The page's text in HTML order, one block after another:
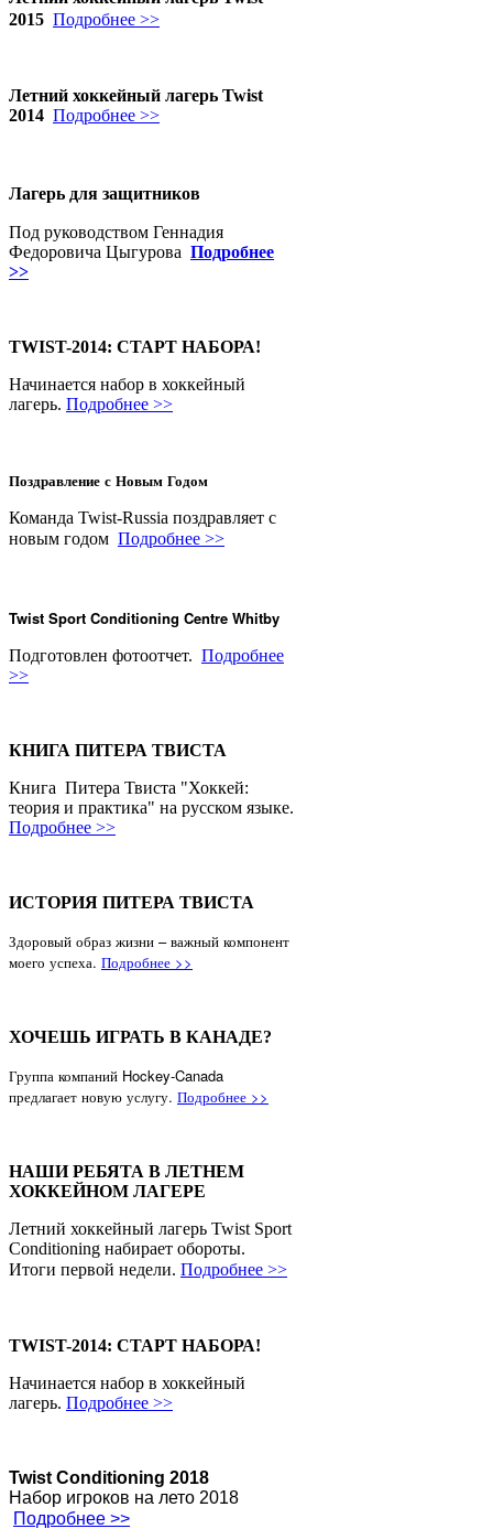
2015 Подробнее >>
Летний хоккейный лагерь Twist
2014 Подробнее >>
Лагерь для защитников
Под руководством Геннадия
Федоровича Цыгурова Подробнее
>>
TWIST-2014: СТАРТ НАБОРА!
Начинается набор в хоккейный
лагерь. Подробнее >>
Поздравление с Новым Годом
Команда Twist-Russia поздравляет с
новым годом Подробнее >>
Twist Sport Conditioning Centre Whitby
Подготовлен фотоотчет. Подробнее
>>
КНИГА ПИТЕРА ТВИСТА
Книга Питера Твиста "Хоккей:
теория и практика" на русском языке.
Подробнее >>
ИCТОРИЯ ПИТЕРА ТВИСТА
Здоровый образ жизни – важный компонент
моего успеха. Подробнее >>
ХОЧЕШЬ ИГРАТЬ В КАНАДЕ?
Группа компаний Hockey-Canada
предлагает новую услугу. Подробнее >>
НАШИ РЕБЯТА В ЛЕТНЕМ
ХОККЕЙНОМ ЛАГЕРЕ
Летний хоккейный лагерь Twist Sport
Conditioning набирает обороты.
Итоги первой недели. Подробнее >>
TWIST-2014: СТАРТ НАБОРА!
Начинается набор в хоккейный
лагерь. Подробнее >>
Twist Conditioning 2018
Набор игроков на лето 2018
Подробнее >>